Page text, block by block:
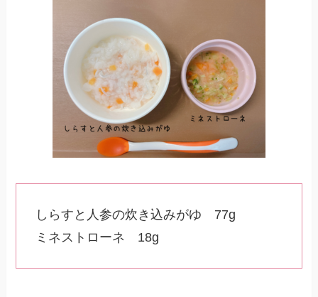
しらすと人参の炊き込みがゆ 77g
ミネストローネ 18g